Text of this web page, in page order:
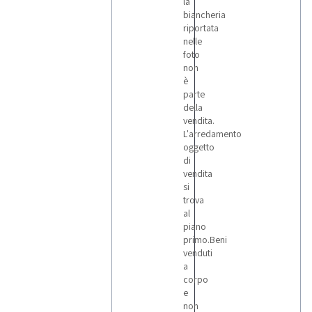
biancheria
riportata
nelle
foto
non
è
parte
della
vendita.
L'arredamento
oggetto
di
vendita
si
trova
al
piano
primo.Beni
venduti
a
corpo
e
non